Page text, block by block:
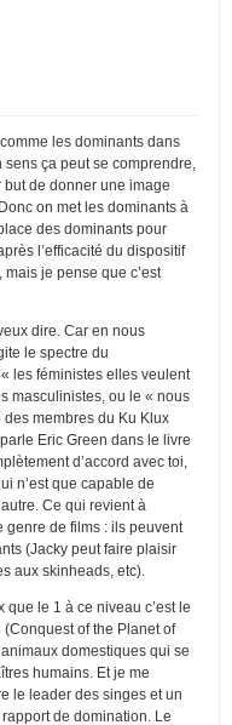
les dominants dans
sens ça peut se comprendre,
de donner une image
on met les dominants à
des dominants pour
l’efficacité du dispositif
je pense que c’est
dire. Car en nous
le spectre du
les féministes elles veulent
masculinistes, ou le « nous
membres du Ku Klux
Eric Green dans le livre
d’accord avec toi,
n’est que capable de
Ce qui revient à
genre de films : ils peuvent
(Jacky peut faire plaisir
aux skinheads, etc).
le 1 à ce niveau c’est le
(Conquest of the Planet of
domestiques qui se
humains. Et je me
le leader des singes et un
de domination. Le